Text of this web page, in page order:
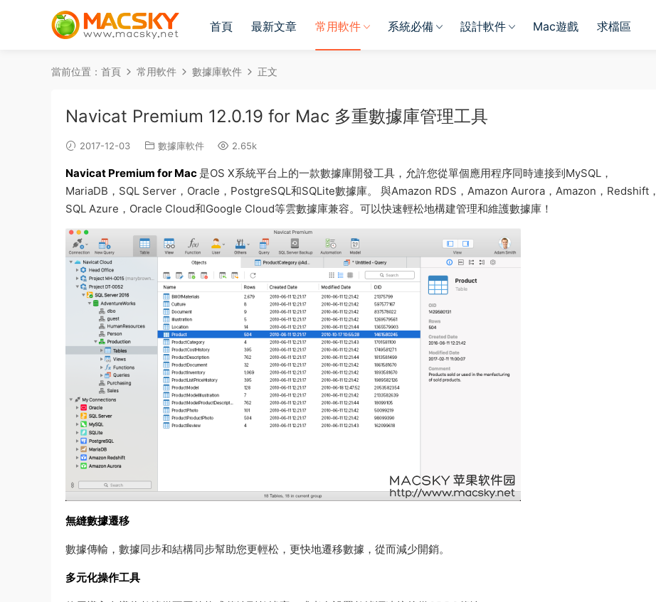
首頁 最新文章 常用軟件 系統必備 設計軟件 Mac遊戲 求檔區
當前位置： 首頁 常用軟件 數據庫軟件 正文
Navicat Premium 12.0.19 for Mac 多重數據庫管理工具
2017-12-03 數據庫軟件 2.65k
Navicat Premium for Mac 是OS X系統平台上的一款數據庫開發工具，允許您從單個應用程序同時連接到MySQL，
MariaDB，SQL Server，Oracle，PostgreSQL和SQLite數據庫。 與Amazon RDS，Amazon Aurora，Amazon，Redshift，
SQL Azure，Oracle Cloud和Google Cloud等雲數據庫兼容。可以快速輕松地構建管理和維護數據庫！
無縫數據遷移
數據傳輸，數據同步和結構同步幫助您更輕松，更快地遷移數據，從而減少開銷。
多元化操作工具